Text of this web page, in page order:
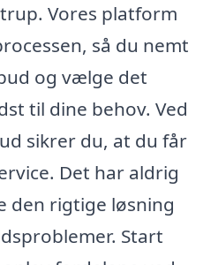
Vores platform
så du nemt
og vælge det
til dine behov. Ved
sikrer du, at du får
Det har aldrig
rigtige løsning
Start